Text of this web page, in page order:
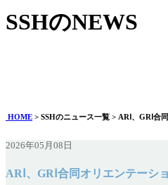
SSHのNEWS
HOME > SSHのニュース一覧 > ARⅠ、GRⅠ合
2026年05月08日
ARⅠ、GRⅠ合同オリエンテーシ